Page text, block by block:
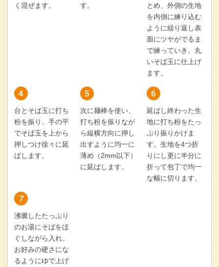
く混ぜます。
す。
とめ、外側の生地
を内側に練り込む
ように繰り返し表
面にツヤがでるま
で練っていき、丸
いそば玉に仕上げ
ます。
台とそば玉に打ち
粉を振り、手の平
でそば玉を上から
押しつけ徐々に延
ばします。
次に麺棒を使い、
打ち粉を振りなが
ら縦横方向に押し
出すように均一に
薄め（2mm以下）
に延ばします。
延ばし終わった生
地に打ち粉をたっ
ぷり振りかけま
す。生地を4つ折
りにし更に半分に
折って包丁で均一
な幅に切ります。
沸騰したたっぷり
のお湯にそばをほ
ぐしながら入れ、
お好みの硬さにな
るようにゆで上げ